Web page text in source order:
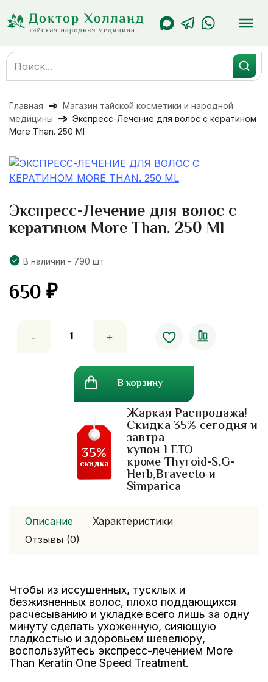
содержанию
Search
for:
Главная
Магазин тайской косметики и народной
медицины
Экспресс-Лечение для волос с кератином
More Than. 250 Ml
Экспресс-Лечение для волос с
кератином More Than. 250 Ml
В наличии - 790 шт.
650₽
товара
В корзину
Жаркая Распродажа!
Скидка 35% сегодня и
завтра
купон LETO
кроме Thyroid-S,G-
Herb,Bravecto и
Simparica
35%
скидка
Описание
Характеристики
Отзывы (0)
Чтобы из иссушенных, тусклых и
безжизненных волос, плохо поддающихся
расчесыванию и укладке всего лишь за одну
минуту сделать ухоженную, сияющую
гладкостью и здоровьем шевелюру,
воспользуйтесь экспресс-лечением More
Than Keratin One Speed Treatment.